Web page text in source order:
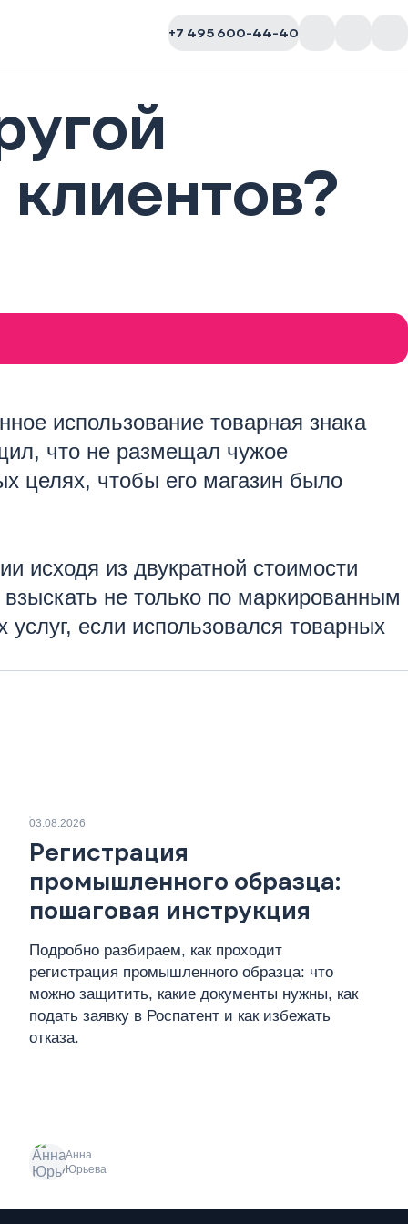
+7 495 600-44-40
использование товарная знака
что не размещал чужое
целях, чтобы его магазин было
исходя из двукратной стоимости
не только по маркированным
если использовался товарных
03.08.2026
Регистрация
промышленного образца:
пошаговая инструкция
Подробно разбираем, как проходит
регистрация промышленного образца: что
можно защитить, какие документы нужны, как
подать заявку в Роспатент и как избежать
отказа.
Анна
Юрьева